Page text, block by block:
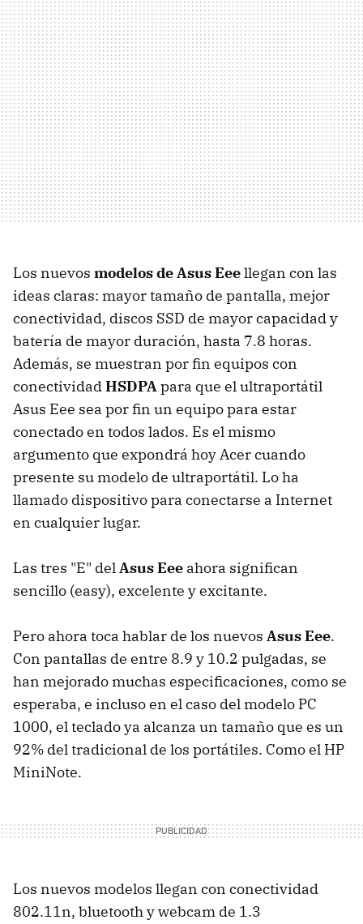
Los nuevos modelos de Asus Eeellegan con las
ideas claras: mayor tamaño de pantalla, mejor
conectividad, discos SSD de mayor capacidad y
batería de mayor duración, hasta 7.8 horas.
Además, se muestran por fin equipos con
conectividadHSDPApara que el ultraportátil
Asus Eee sea por fin un equipo para estar
conectado en todos lados. Es el mismo
argumento que expondrá hoy Acer cuando
presente su modelo de ultraportátil. Lo ha
llamado dispositivo para conectarse a Internet
en cualquier lugar.
Las tres "E" delAsus Eee ahora significan
sencillo (easy), excelente y excitante.
Pero ahora toca hablar de los nuevos Asus Eee.
Con pantallas de entre 8.9 y 10.2 pulgadas, se
han mejorado muchas especificaciones, como se
esperaba, e incluso en el caso del modelo PC
1000, el teclado ya alcanza un tamaño que es un
92% del tradicional de los portátiles. Como el HP
MiniNote.
Los nuevos modelos llegan con conectividad
802.11n, bluetooth y webcam de 1.3